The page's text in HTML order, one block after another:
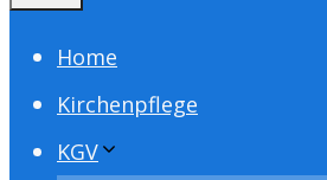
Close
Home
Kirchenpflege
KGV